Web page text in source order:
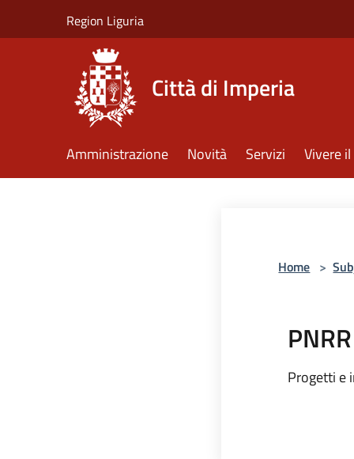
Region Liguria
Città di Imperia
Amministrazione Novità Servizi Vivere
Home >
PNRR
Progetti e